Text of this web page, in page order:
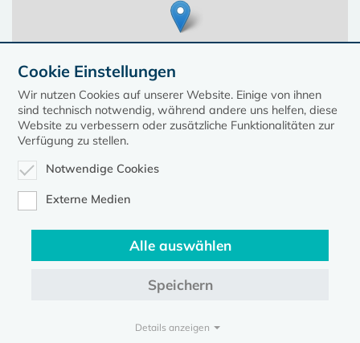
Diese Seite gehört zum Portalkirche-mv.de
Evangelische Kirche in Mecklenburg-Vorpommern © 2026
Cookie Einstellungen
Wir nutzen Cookies auf unserer Website. Einige von ihnen
sind technisch notwendig, während andere uns helfen, diese
Website zu verbessern oder zusätzliche Funktionalitäten zur
Verfügung zu stellen.
Notwendige Cookies
Externe Medien
Alle auswählen
Speichern
Details anzeigen